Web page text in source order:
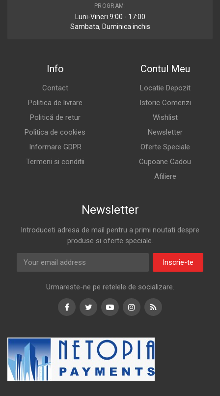
PROGRAM:
Luni-Vineri 9:00 - 17:00
Sambata, Duminica inchis
Info
Contact
Politica de livrare
Politică de retur
Politica de cookies
Informare GDPR
Termeni si conditii
Contul Meu
Locatie Depozit
Istoric Comenzi
Wishlist
Newsletter
Oferte Speciale
Cupoane Cadou
Afiliere
Newsletter
Introduceti adresa de mail pentru a primi noutati despre
produse si oferte speciale.
Inscrie-te
Urmareste-ne pe retelele de socializare.
FacebookTwitterYoutubeInstagram
RSS